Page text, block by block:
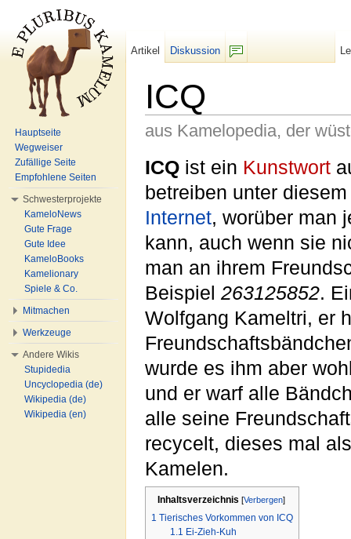
ICQ
aus Kamelopedia, der
ICQ ist ein Kunstwort
betreiben unter
Internet, worüber man
kann, auch wenn sie
man an ihrem
Beispiel 263125852.
Wolfgang Kameltri, er
wurde es ihm aber
und er warf alle
alle seine
recycelt, dieses mal
Kamelen.
Inhaltsverzeichnis [Verbergen]
1 Tierisches Vorkommen von ICQ
1.1 Ei-Zieh-Kuh
Artikel
Diskussion
Hauptseite
Wegweiser
Zufällige Seite
Empfohlene Seiten
Schwesterprojekte
KameloNews
Gute Frage
Gute Idee
KameloBooks
Kamelionary
Spiele & Co.
Mitmachen
Werkzeuge
Andere Wikis
Stupidedia
Uncyclopedia (de)
Wikipedia (de)
Wikipedia (en)